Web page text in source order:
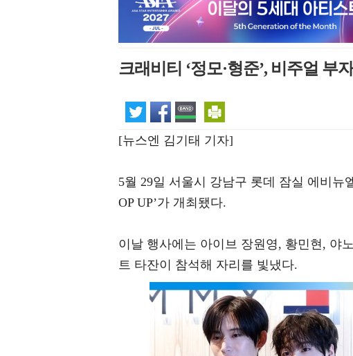
크래비티 ‘정모·형준’, 비주얼 부
[뉴스엔 김기태 기자]
5월 29일 서울시 강남구 롯데 잠실 에비뉴
OP UP’가 개최됐다.
이날 행사에는 아이브 장원영, 황민현, 야
트 타잔이 참석해 자리를 빛냈다.